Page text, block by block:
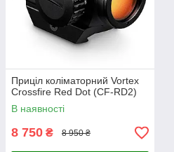
Приціл коліматорний Vortex
Crossfire Red Dot (CF-RD2)
В наявності
8 750 ₴ 8 950 ₴